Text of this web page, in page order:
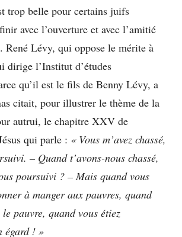
trop belle pour certains juifs
avec l’ouverture et avec l’amitié
René Lévy, qui oppose le mérite à
dirige l’Institut d’études
qu’il est le fils de Benny Lévy, a
citait, pour illustrer le thème de la
autrui, le chapitre XXV de
qui parle : « Vous m’avez chassé,
– Quand t’avons-nous chassé,
poursuivi ? – Mais quand vous
à manger aux pauvres, quand
le pauvre, quand vous étiez
égard ! »